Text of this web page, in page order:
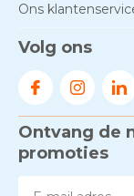
Ons
Volg ons
Ontvang de
promoties